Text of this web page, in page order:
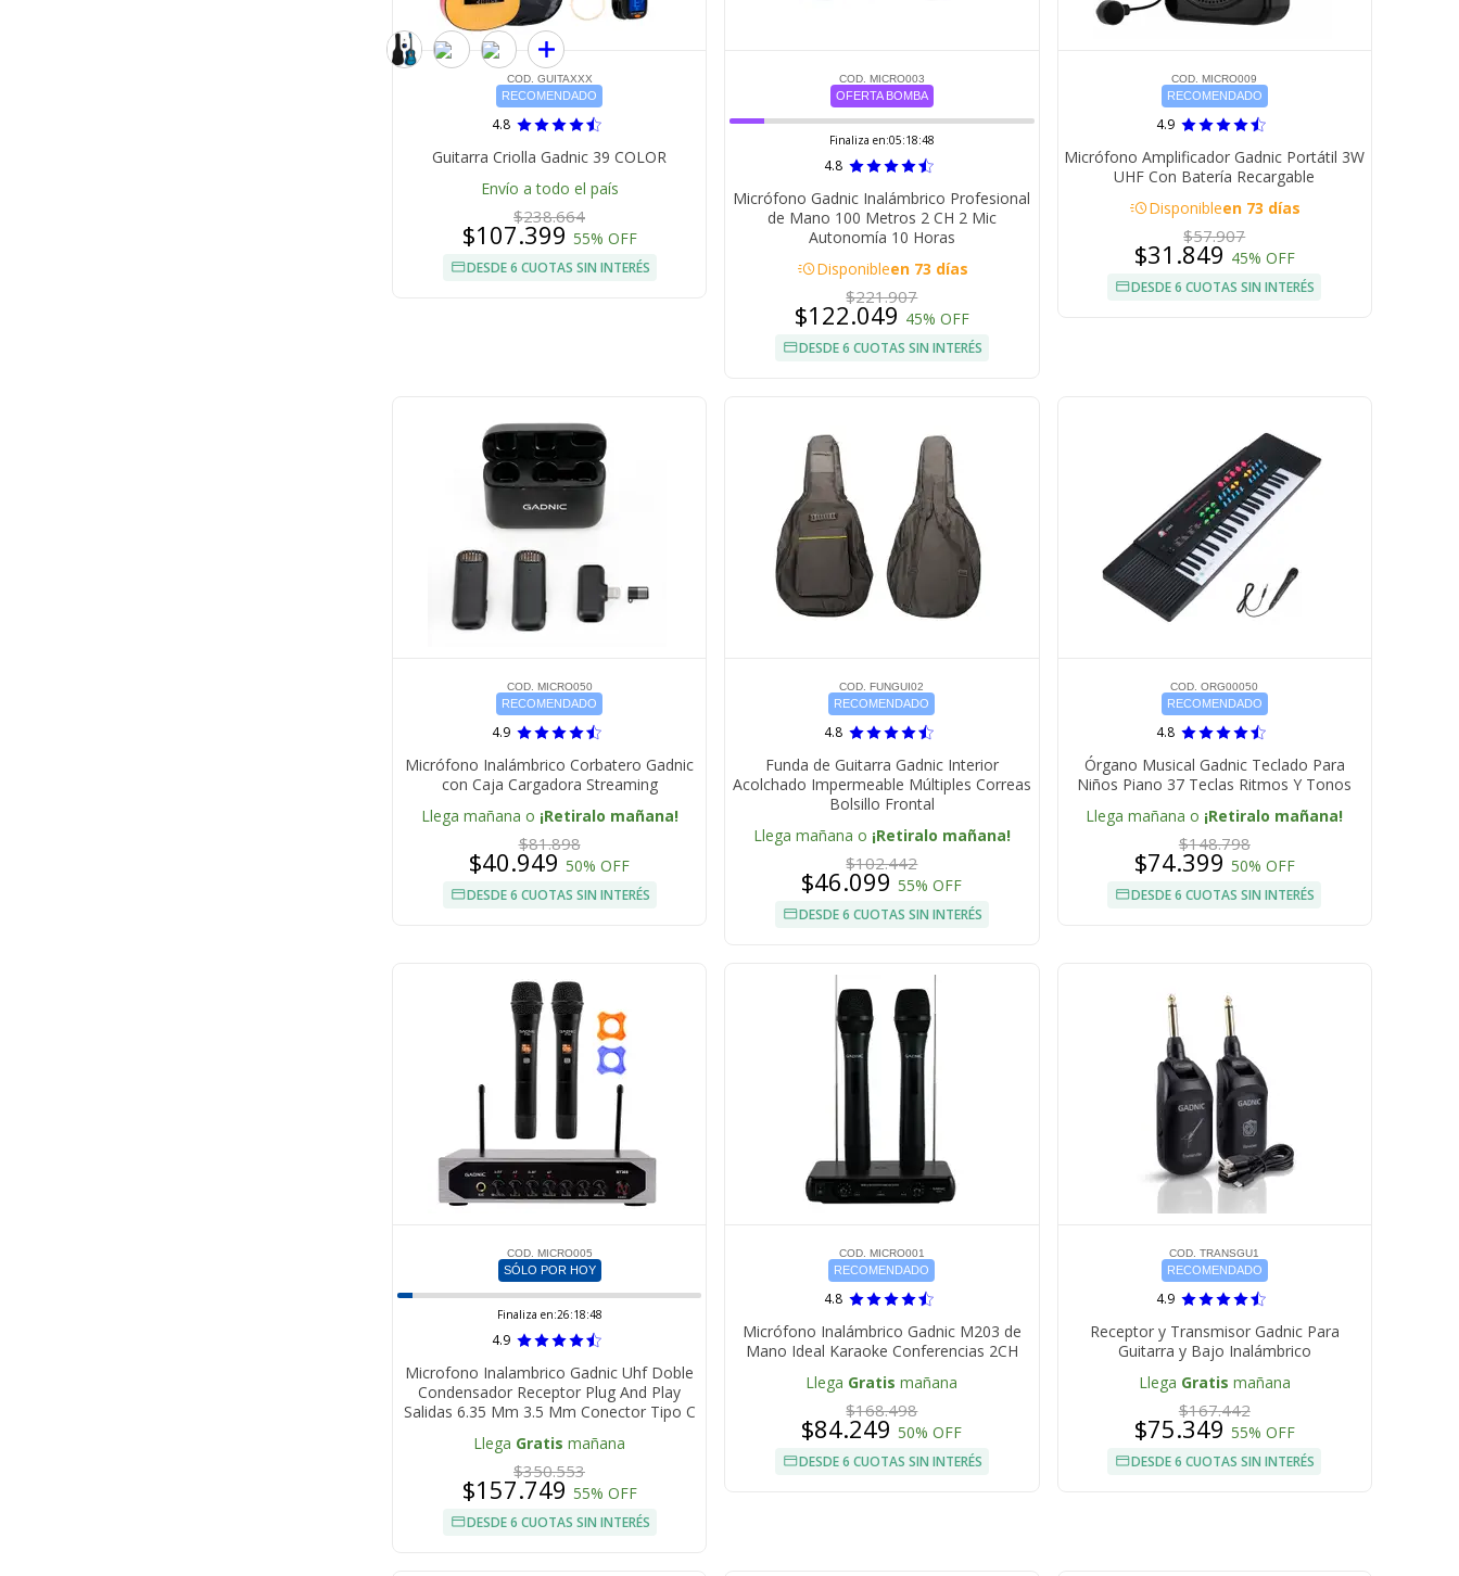
COD. GUITAXXX
RECOMENDADO
4.8
Guitarra Criolla Gadnic 39 COLOR
Envío a todo el país
$238.664
$107.399 55% OFF
DESDE 6 CUOTAS SIN INTERÉS
COD. MICRO003
OFERTA BOMBA
Finaliza en:05:18:47
4.8
Micrófono Gadnic Inalámbrico Profesional
de Mano 100 Metros 2 CH 2 Mic
Autonomía 10 Horas
acuteDisponibleen 73 días
$221.907
$122.049 45% OFF
DESDE 6 CUOTAS SIN INTERÉS
COD. MICRO009
RECOMENDADO
4.9
Micrófono Amplificador Gadnic Portátil 3W
UHF Con Batería Recargable
acuteDisponibleen 73 días
$57.907
$31.849 45% OFF
DESDE 6 CUOTAS SIN INTERÉS
COD. MICRO050
RECOMENDADO
4.9
Micrófono Inalámbrico Corbatero Gadnic
con Caja Cargadora Streaming
Llega mañana o ¡Retiralo mañana!
$81.898
$40.949 50% OFF
DESDE 6 CUOTAS SIN INTERÉS
COD. FUNGUI02
RECOMENDADO
4.8
Funda de Guitarra Gadnic Interior
Acolchado Impermeable Múltiples Correas
Bolsillo Frontal
Llega mañana o ¡Retiralo mañana!
$102.442
$46.09955% OFF
DESDE 6 CUOTAS SIN INTERÉS
COD. ORG00050
RECOMENDADO
4.8
Órgano Musical Gadnic Teclado Para
Niños Piano 37 Teclas Ritmos Y Tonos
Llega mañana o ¡Retiralo mañana!
$148.798
$74.399 50% OFF
DESDE 6 CUOTAS SIN INTERÉS
COD. MICRO005
SÓLO POR HOY
Finaliza en:26:18:47
4.9
Microfono Inalambrico Gadnic Uhf Doble
Condensador Receptor Plug And Play
Salidas 6.35 Mm 3.5 Mm Conector Tipo C
Llega Gratis mañana
$350.553
$157.749 55% OFF
DESDE 6 CUOTAS SIN INTERÉS
COD. MICRO001
RECOMENDADO
4.8
Micrófono Inalámbrico Gadnic M203 de
Mano Ideal Karaoke Conferencias 2CH
Llega Gratis mañana
$168.498
$84.24950% OFF
DESDE 6 CUOTAS SIN INTERÉS
COD. TRANSGU1
RECOMENDADO
4.9
Receptor y Transmisor Gadnic Para
Guitarra y Bajo Inalámbrico
Llega Gratis mañana
$167.442
$75.349 55% OFF
DESDE 6 CUOTAS SIN INTERÉS